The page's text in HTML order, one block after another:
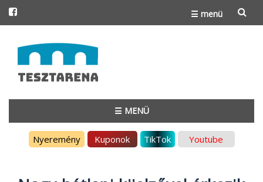
☰ menü
to
content
☰ MENÜ
Nyeremény Kuponok TikTok Youtube